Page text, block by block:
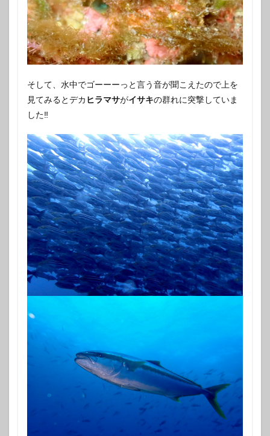
そして、水中でゴーーーっと言う音が聞こえたので上を
見てみるとデカ ヒラマサがイサキの群れに突撃していま
した‼️